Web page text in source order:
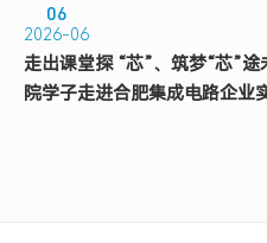
06
2026-06
走出课堂探 “芯”、筑梦“芯”
院学子走进合肥集成电路企业